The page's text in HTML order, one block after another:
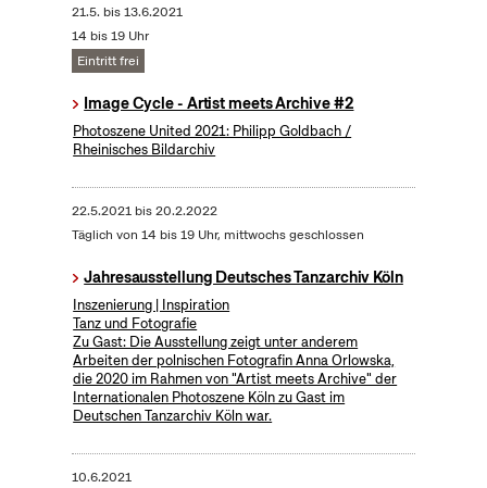
21.5. bis13.6.2021
14 bis 19 Uhr
Eintritt frei
Image Cycle - Artist meets Archive #2
Photoszene United 2021: Philipp Goldbach /
Rheinisches Bildarchiv
22.5.2021bis20.2.2022
Täglich von 14 bis 19 Uhr, mittwochs geschlossen
Jahresausstellung Deutsches Tanzarchiv Köln
Inszenierung | Inspiration
Tanz und Fotografie
Zu Gast: Die Ausstellung zeigt unter anderem
Arbeiten der polnischen Fotografin Anna Orlowska,
die 2020 im Rahmen von "Artist meets Archive" der
Internationalen Photoszene Köln zu Gast im
Deutschen Tanzarchiv Köln war.
10.6.2021